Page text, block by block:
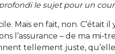
le sujet pour un
Mais en fait, non. C’était
l’assurance – de ma mi-
tellement juste,